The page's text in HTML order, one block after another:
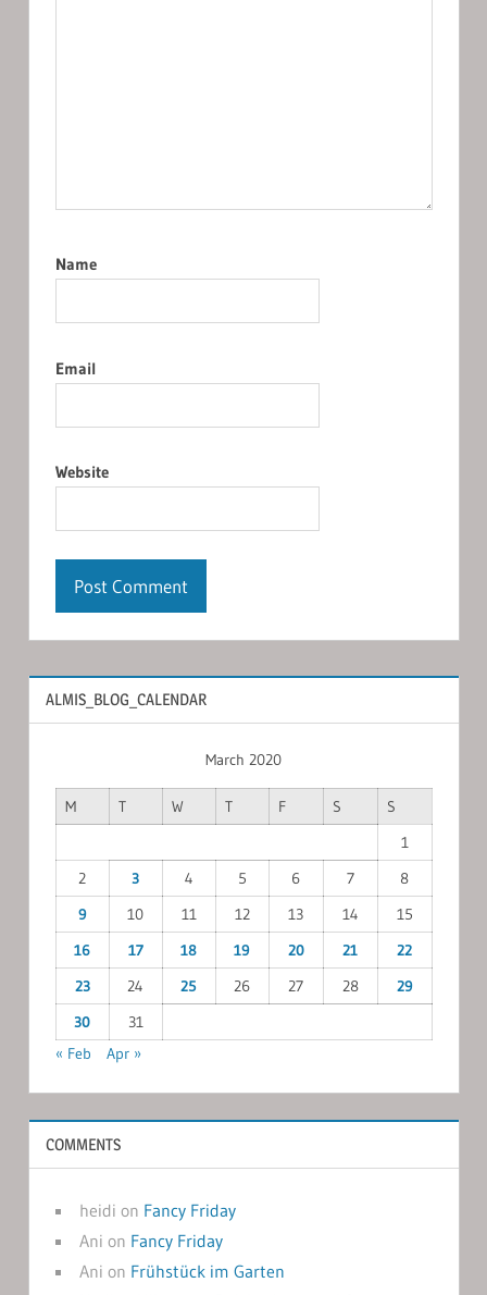
Name
Email
Website
ALMIS_BLOG_CALENDAR
March 2020
M T W T F S
S
1
2
3 4 5 6 7
8
9
10 11 12 13 14
15
16
17 18 19 20 21
22
23
24 25 26 27 28
29
30
31
« Feb
Apr »
COMMENTS
heidi on Fancy Friday
Ani on Fancy Friday
Ani on Frühstück im Garten